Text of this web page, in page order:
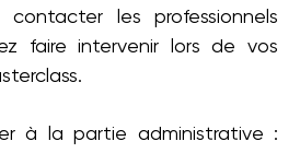
les professionnels
faire intervenir lors de vos
à la partie administrative :